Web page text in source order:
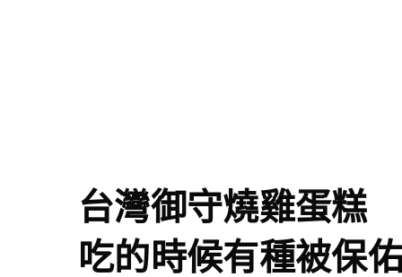
台灣御守燒雞蛋糕
吃的時候有種被保